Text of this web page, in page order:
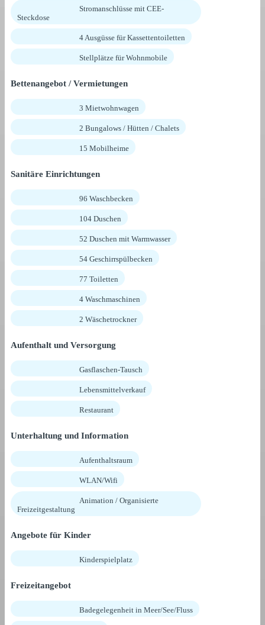
Stromanschlüsse mit CEE-
Steckdose
4 Ausgüsse für Kassettentoiletten
Stellplätze für Wohnmobile
Bettenangebot / Vermietungen
3 Mietwohnwagen
2 Bungalows / Hütten / Chalets
15 Mobilheime
Sanitäre Einrichtungen
96 Waschbecken
104 Duschen
52 Duschen mit Warmwasser
54 Geschirrspülbecken
77 Toiletten
4 Waschmaschinen
2 Wäschetrockner
Aufenthalt und Versorgung
Gasflaschen-Tausch
Lebensmittelverkauf
Restaurant
Unterhaltung und Information
Aufenthaltsraum
WLAN/Wifi
Animation / Organisierte
Freizeitgestaltung
Angebote für Kinder
Kinderspielplatz
Freizeitangebot
Badegelegenheit in Meer/See/Fluss